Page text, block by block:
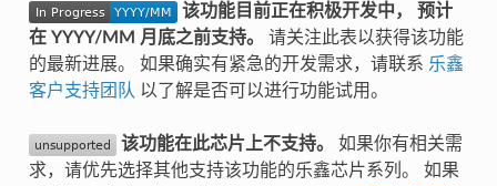
该功能目前正在积极开发中， 预计
在 YYYY/MM 月底之前支持。
请关注此表以获得该功能
的最新进展。 如果确实有紧急的开发需求，请联系 乐鑫
客户支持团队 以了解是否可以进行功能试用。
该功能在此芯片上不支持。
如果你有相关需
求，请优先选择其他支持该功能的乐鑫芯片系列。 如果